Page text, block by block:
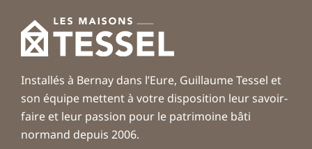
Installés à Bernay dans l’Eure, Guillaume Tessel et
son équipe mettent à votre disposition leur savoir-
faire et leur passion pour le patrimoine bâti
normand depuis 2006.